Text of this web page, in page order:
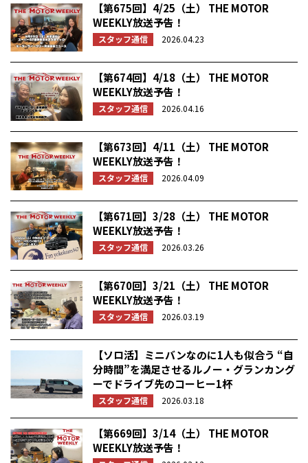
【第675回】4/25（土） THE MOTOR
WEEKLY放送予告！
スタッフ通信 2026.04.23
【第674回】4/18（土） THE MOTOR
WEEKLY放送予告！
スタッフ通信 2026.04.16
【第673回】4/11（土） THE MOTOR
WEEKLY放送予告！
スタッフ通信 2026.04.09
【第671回】3/28（土） THE MOTOR
WEEKLY放送予告！
スタッフ通信 2026.03.26
【第670回】3/21（土） THE MOTOR
WEEKLY放送予告！
スタッフ通信 2026.03.19
【ソロ活】ミニバンなのに1人も似合う “自
分時間”を満足させるルノー・グランカング
ーでドライブ先のコーヒー1杯
スタッフ通信 2026.03.18
【第669回】3/14（土） THE MOTOR
WEEKLY放送予告！